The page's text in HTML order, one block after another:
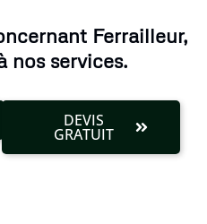
Ferrailleur,
nos services.
DEVIS
GRATUIT